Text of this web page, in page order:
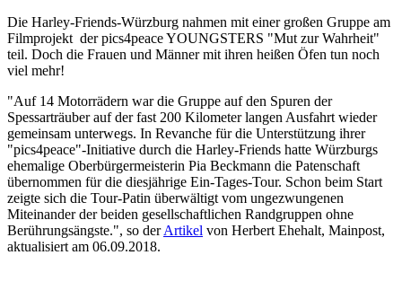
Die Harley-Friends-Würzburg nahmen mit einer großen Gruppe am
Filmprojekt der pics4peace YOUNGSTERS "Mut zur Wahrheit"
teil. Doch die Frauen und Männer mit ihren heißen Öfen tun noch
viel mehr!
"Auf 14 Motorrädern war die Gruppe auf den Spuren der
Spessarträuber auf der fast 200 Kilometer langen Ausfahrt wieder
gemeinsam unterwegs. In Revanche für die Unterstützung ihrer
"pics4peace"-Initiative durch die Harley-Friends hatte Würzburgs
ehemalige Oberbürgermeisterin Pia Beckmann die Patenschaft
übernommen für die diesjährige Ein-Tages-Tour. Schon beim Start
zeigte sich die Tour-Patin überwältigt vom ungezwungenen
Miteinander der beiden gesellschaftlichen Randgruppen ohne
Berührungsängste.", so derArtikel von Herbert Ehehalt, Mainpost,
aktualisiert am 06.09.2018.